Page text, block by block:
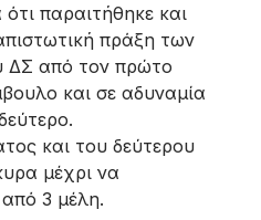
ότι παραιτήθηκε και
πράξη των
ΔΣ από τον πρώτο
και σε αδυναμία
και του δεύτερου
μέχρι να
3 μέλη.